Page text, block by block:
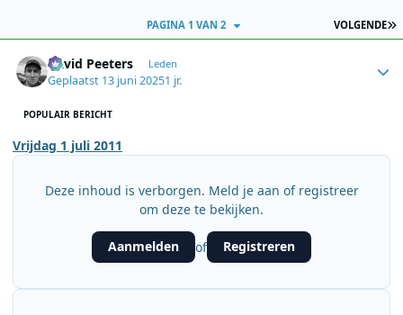
VOLGENDE
PAGINA 1 VAN 2
David Peeters Leden
Geplaatst 13 juni 20251 jr.
POPULAIR BERICHT
Vrijdag 1 juli 2011
Deze inhoud is verborgen. Meld je aan of registreer
om deze te bekijken.
Aanmelden of Registreren